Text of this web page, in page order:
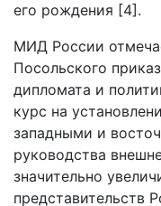
его рождения [4].
МИД России
Посольского
дипломата и
курс на
западными и
руководства
значительно
представительств